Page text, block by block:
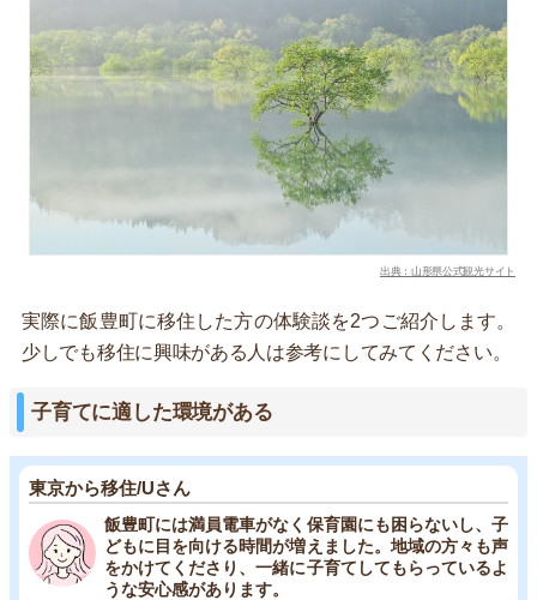
出典：山形県公式観光サイト
実際に飯豊町に移住した方の体験談を2つご紹介します。
少しでも移住に興味がある人は参考にしてみてください。
子育てに適した環境がある
東京から移住/Uさん
飯豊町には満員電車がなく保育園にも困らないし、子
どもに目を向ける時間が増えました。地域の方々も声
をかけてくださり、一緒に子育てしてもらっているよ
うな安心感があります。